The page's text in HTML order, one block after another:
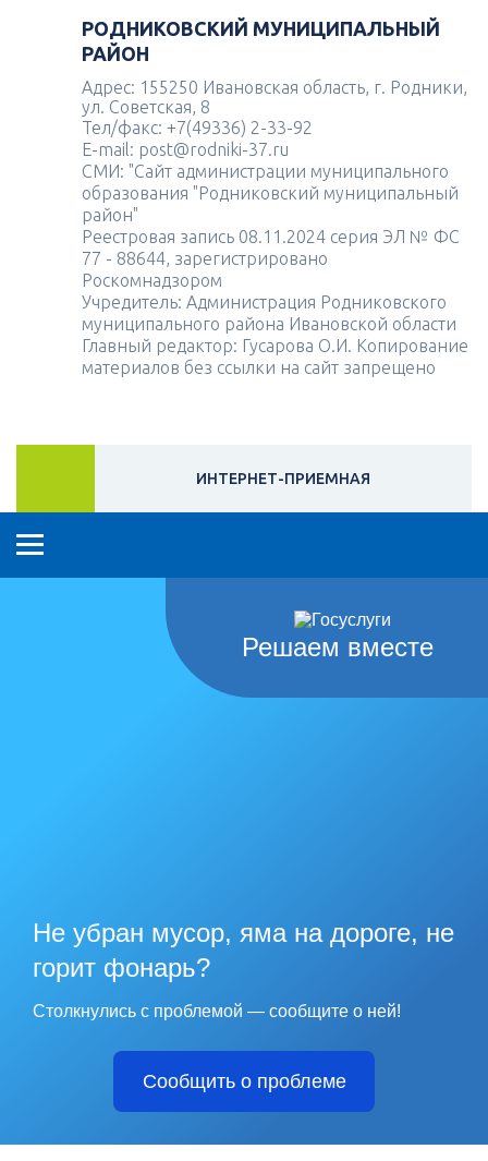
РОДНИКОВСКИЙ МУНИЦИПАЛЬНЫЙ
РАЙОН
Адрес: 155250 Ивановская область, г. Родники,
ул. Советская, 8
Тел/факс: +7(49336) 2-33-92
E-mail: post@rodniki-37.ru
СМИ: "Сайт администрации муниципального
образования "Родниковский муниципальный
район"
Реестровая запись 08.11.2024 серия ЭЛ № ФС
77 - 88644, зарегистрировано
Роскомнадзором
Учредитель: Администрация Родниковского
муниципального района Ивановской области
Главный редактор: Гусарова О.И. Копирование
материалов без ссылки на сайт запрещено
ИНТЕРНЕТ-ПРИЕМНАЯ
Решаем вместе
Не убран мусор, яма на дороге, не
горит фонарь?
Столкнулись с проблемой — сообщите о ней!
Сообщить о проблеме